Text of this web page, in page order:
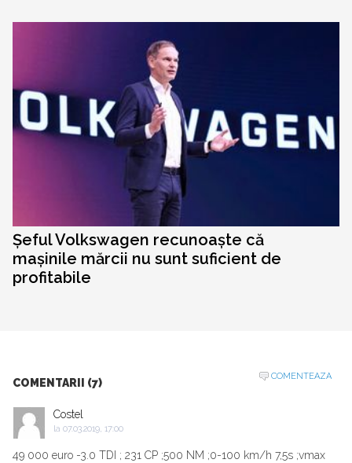
Șeful Volkswagen recunoaște că
mașinile mărcii nu sunt suficient de
profitabile
COMENTARII (7)
COMENTEAZA
Costel
la 07.03.2019, 17:00
49 000 euro -3.0 TDI ; 231 CP ;500 NM ;0-100 km/h 7,5s ;vmax